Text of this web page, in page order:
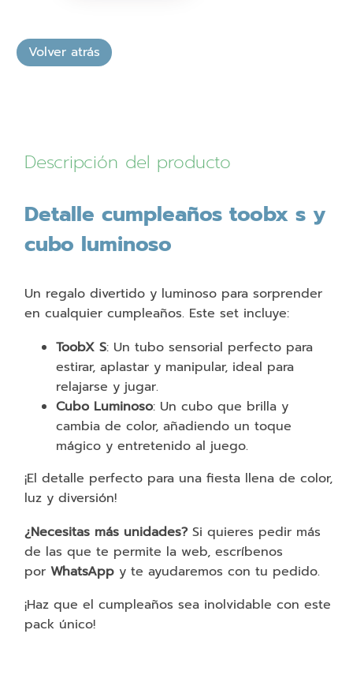
y
cubo
Descripción del producto
Detalle cumpleaños toobx s y
cubo luminoso
Un regalo divertido y luminoso para sorprender
en cualquier cumpleaños. Este set incluye:
ToobX S: Un tubo sensorial perfecto para
estirar, aplastar y manipular, ideal para
relajarse y jugar.
Cubo Luminoso: Un cubo que brilla y
cambia de color, añadiendo un toque
mágico y entretenido al juego.
¡El detalle perfecto para una fiesta llena de color,
luz y diversión!
¿Necesitas más unidades?Si quieres pedir más
de las que te permite la web, escríbenos
por WhatsApp y te ayudaremos con tu pedido.
¡Haz que el cumpleaños sea inolvidable con este
pack único!